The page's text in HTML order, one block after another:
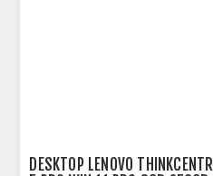
DESKTOP LENOVO